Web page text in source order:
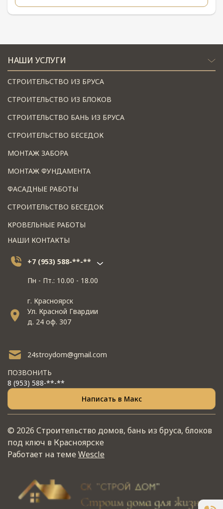
НАШИ УСЛУГИ
СТРОИТЕЛЬСТВО ИЗ БРУСА
СТРОИТЕЛЬСТВО ИЗ БЛОКОВ
СТРОИТЕЛЬСТВО БАНЬ ИЗ БРУСА
СТРОИТЕЛЬСТВО БЕСЕДОК
МОНТАЖ ЗАБОРА
МОНТАЖ ФУНДАМЕНТА
ФАСАДНЫЕ РАБОТЫ
СТРОИТЕЛЬСТВО БЕСЕДОК
КРОВЕЛЬНЫЕ РАБОТЫ
НАШИ КОНТАКТЫ
+7 (953) 588-**-**
Пн - Пт.: 10.00 - 18.00
г. Красноярск
Ул. Красной Гвардии
д. 24 оф. 307
24stroydom@gmail.com
ПОЗВОНИТЬ
8 (953) 588-**-**
Написать в Макс
© 2026 Строительство домов, бань из бруса, блоков
под ключ в Красноярске
Работает на темеWescle